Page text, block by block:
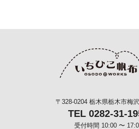
〒328-0204 栃木県栃木市梅
TEL 0282-31-
受付時間 10:00 〜